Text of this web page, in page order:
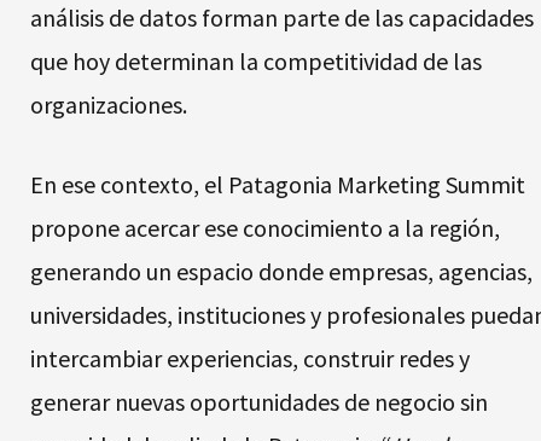
análisis de datos forman parte de las capacidades
que hoy determinan la competitividad de las
organizaciones.
En ese contexto, el Patagonia Marketing Summit
propone acercar ese conocimiento a la región,
generando un espacio donde empresas, agencias,
universidades, instituciones y profesionales
intercambiar experiencias, construir redes y
generar nuevas oportunidades de negocio sin